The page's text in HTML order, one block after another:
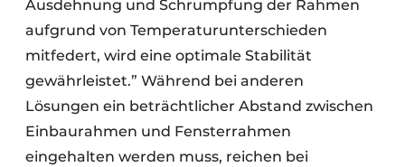
Ausdehnung und Schrumpfung der Rahmen
aufgrund von Temperaturunterschieden
mitfedert, wird eine optimale Stabilität
gewährleistet.” Während bei anderen
Lösungen ein beträchtlicher Abstand zwischen
Einbaurahmen und Fensterrahmen
eingehalten werden muss, reichen bei